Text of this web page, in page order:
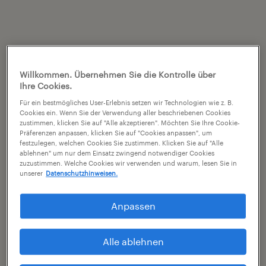
Willkommen. Übernehmen Sie die Kontrolle über
Ihre Cookies.
Für ein bestmögliches User-Erlebnis setzen wir Technologien wie z. B.
Cookies ein. Wenn Sie der Verwendung aller beschriebenen Cookies
zustimmen, klicken Sie auf "Alle akzeptieren". Möchten Sie Ihre Cookie-
Präferenzen anpassen, klicken Sie auf "Cookies anpassen", um
festzulegen, welchen Cookies Sie zustimmen. Klicken Sie auf "Alle
ablehnen" um nur dem Einsatz zwingend notwendiger Cookies
zuzustimmen. Welche Cookies wir verwenden und warum, lesen Sie in
unserer Datenschutzhinweisen.
Anpassen
Alle ablehnen